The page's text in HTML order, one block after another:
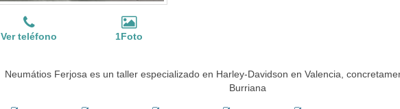
Ver teléfono 1Foto
Neumátios Ferjosa es un taller especializado en Harley-Davidson en Valencia,
Burriana